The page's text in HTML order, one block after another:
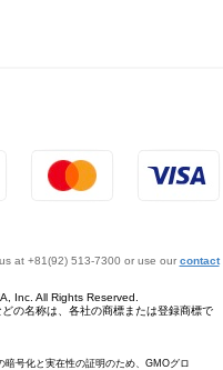
at +81(92) 513-7300 or use our contact
Inc. All Rights Reserved.
の名称は、各社の商標または登録商標で
暗号化と実在性の証明のため、GMOグロ